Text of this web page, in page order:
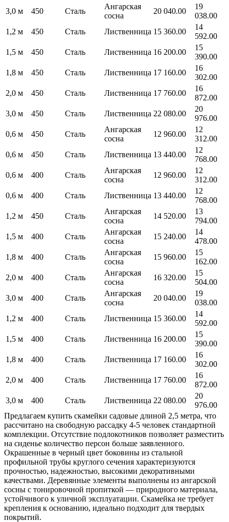
3,0 м 450 Сталь
Ангарская
сосна
20 040.00
19
038.00
1,2 м
450 Сталь Лиственница 15 360.00
14
592.00
1,5 м
450 Сталь Лиственница 16 200.00
15
390.00
1,8 м
450 Сталь Лиственница 17 160.00
16
302.00
2,0 м
450 Сталь Лиственница 17 760.00
16
872.00
3,0 м
450 Сталь Лиственница 22 080.00
20
976.00
0,6 м
450 Сталь
Ангарская
сосна
12 960.00
12
312.00
0,6 м
450 Сталь Лиственница 13 440.00
12
768.00
0,6 м
400 Сталь
Ангарская
сосна
12 960.00
12
312.00
0,6 м
400 Сталь Лиственница 13 440.00
12
768.00
1,2 м
450 Сталь
Ангарская
сосна
14 520.00
13
794.00
1,5 м
400 Сталь
Ангарская
сосна
15 240.00
14
478.00
1,8 м
400 Сталь
Ангарская
сосна
15 960.00
15
162.00
2,0 м
400 Сталь
Ангарская
сосна
16 320.00
15
504.00
3,0 м
400 Сталь
Ангарская
сосна
20 040.00
19
038.00
1,2 м
400 Сталь Лиственница 15 360.00
14
592.00
1,5 м
400 Сталь Лиственница 16 200.00
15
390.00
1,8 м
400 Сталь Лиственница 17 160.00
16
302.00
2,0 м
400 Сталь Лиственница 17 760.00
16
872.00
3,0 м
400 Сталь Лиственница 22 080.00
20
976.00
Предлагаем купить скамейки садовые длиной 2,5 метра, что
рассчитано на свободную рассадку 4-5 человек стандартной
комплекции. Отсутствие подлокотников позволяет разместить
на сиденье количество персон больше заявленного.
Окрашенные в черный цвет боковины из стальной
профильной трубы круглого сечения характеризуются
прочностью, надежностью, высокими декоративными
качествами. Деревянные элементы выполнены из ангарской
сосны с тонировочной пропиткой — природного материала,
устойчивого к уличной эксплуатации. Скамейка не требует
крепления к основанию, идеально подходит для твердых
покрытий.